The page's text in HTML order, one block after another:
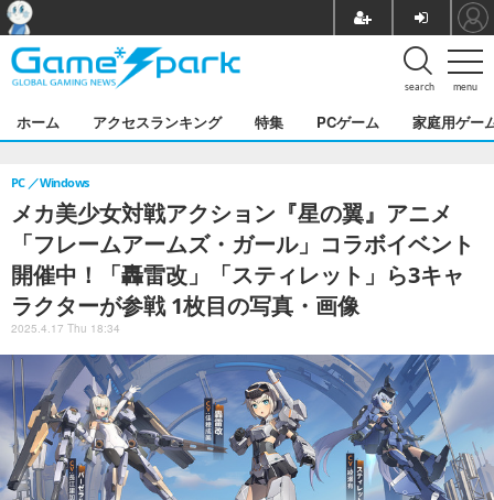
menu
search
ホーム アクセスランキング 特集 PCゲーム 家庭用ゲー
メカ美少女対戦アクション『星の翼』アニメ
「フレームアームズ・ガール」コラボイベント
開催中！「轟雷改」「スティレット」ら3キャ
ラクターが参戦 1枚目の写真・画像
PC Windows
2025.4.17 Thu 18:34